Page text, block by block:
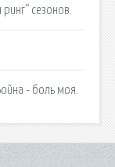
сезонов.
- боль моя.